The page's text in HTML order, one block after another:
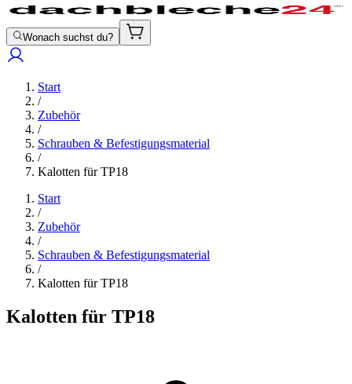
Wonach suchst du?
Start
/
Zubehör
/
Schrauben & Befestigungsmaterial
/
Kalotten für TP18
Start
/
Zubehör
/
Schrauben & Befestigungsmaterial
/
Kalotten für TP18
Kalotten für TP18